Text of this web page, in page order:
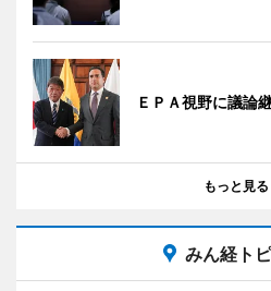
ＥＰＡ視野に議論
もっと見る
みん経ト